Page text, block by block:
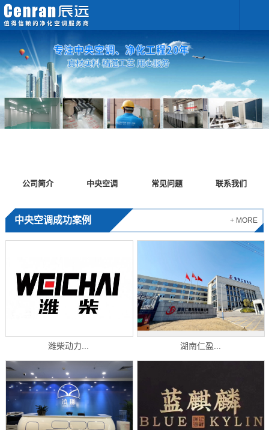
公司简介 中央空调 常见问题 联系我们
中央空调成功案例 + MORE
潍柴动力... 湖南仁盈...